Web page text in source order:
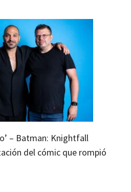
– Batman: Knightfall
del cómic que rompió